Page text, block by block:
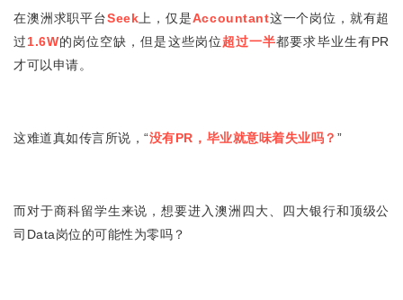
在澳洲求职平台Seek 上，仅是Accountant这一个岗位，就有超
过1.6W的岗位空缺，但是这些岗位超过一半都要求毕业生有PR
才可以申请。
这难道真如传言所说，“没有PR，毕业就意味着失业吗？”
而对于商科留学生来说，想要进入澳洲四大、四大银行和顶级公
司Data岗位的可能性为零吗？